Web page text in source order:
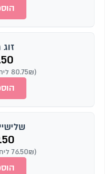
(80.75₪ ליחידה, סה"כ 2 יח')
(76.50₪ ליחידה, סה"כ 3 יח')